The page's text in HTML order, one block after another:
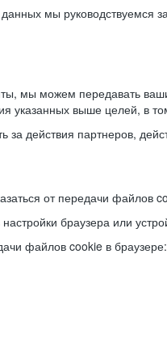
мы руководствуемся
мы можем передавать
указанных выше целей, в
за действия партнеров,
от передачи файлов
браузера или
файлов cookie в браузере: